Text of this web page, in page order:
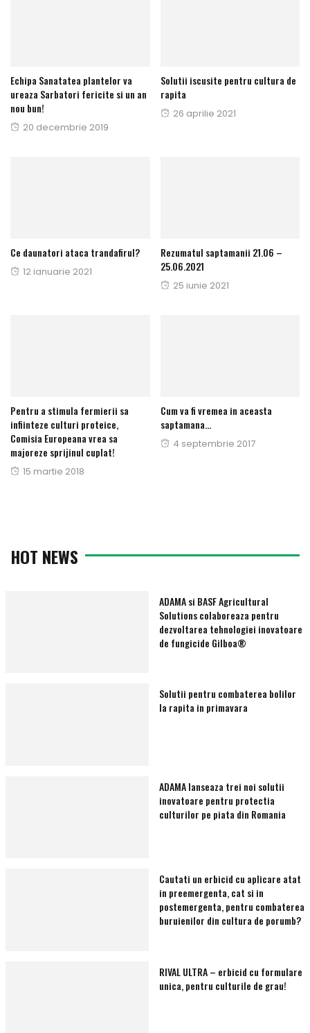
Echipa Sanatatea plantelor va
ureaza Sarbatori fericite si un an
nou bun!
Publicat
20 decembrie 2019
Solutii iscusite pentru cultura de
rapita
Publicat
26 aprilie 2021
Ce daunatori ataca trandafirul?
Publicat
12 ianuarie 2021
Rezumatul saptamanii 21.06 –
25.06.2021
Publicat
25 iunie 2021
Pentru a stimula fermierii sa
infiinteze culturi proteice,
Comisia Europeana vrea sa
majoreze sprijinul cuplat!
Publicat
15 martie 2018
Cum va fi vremea in aceasta
saptamana…
Publicat
4 septembrie 2017
HOT NEWS
ADAMA si BASF Agricultural
Solutions colaboreaza pentru
dezvoltarea tehnologiei inovatoare
de fungicide Gilboa®
Solutii pentru combaterea bolilor
la rapita in primavara
ADAMA lanseaza trei noi solutii
inovatoare pentru protectia
culturilor pe piata din Romania
Cautati un erbicid cu aplicare atat
in preemergenta, cat si in
postemergenta, pentru combaterea
buruienilor din cultura de porumb?
RIVAL ULTRA – erbicid cu formulare
unica, pentru culturile de grau!